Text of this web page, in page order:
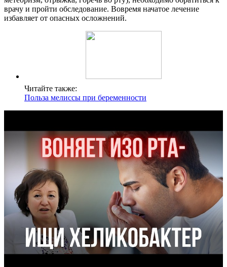
врачу и пройти обследование. Вовремя начатое лечение
избавляет от опасных осложнений.
Читайте также:
Польза мелиссы при беременности